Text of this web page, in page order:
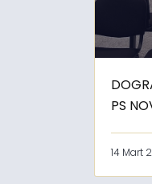
PS
14 Mart